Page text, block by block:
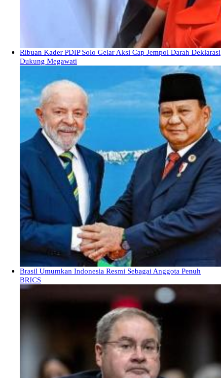
Ribuan Kader PDIP Solo Gelar Aksi Cap Jempol Darah Deklarasi
Dukung Megawati
Brasil Umumkan Indonesia Resmi Sebagai Anggota Penuh
BRICS